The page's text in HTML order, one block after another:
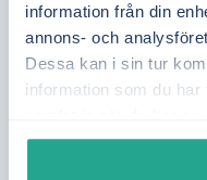
information från din
annons- och
Dessa kan i sin tur
information som du
Vill du ta reda på
solceller?Gör en
och jämför flera